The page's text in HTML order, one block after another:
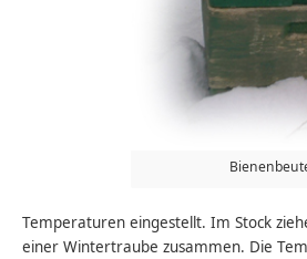
Temperaturen eingestellt. Im Stock
einer Wintertraube zusammen. Die